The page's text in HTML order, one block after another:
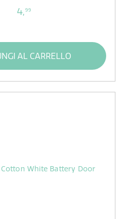
4,99
AL CARRELLO